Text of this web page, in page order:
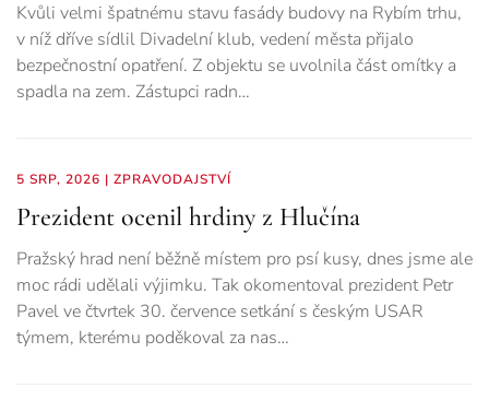
Kvůli velmi špatnému stavu fasády budovy na Rybím trhu,
v níž dříve sídlil Divadelní klub, vedení města přijalo
bezpečnostní opatření. Z objektu se uvolnila část omítky a
spadla na zem. Zástupci radn…
5 SRP, 2026 | ZPRAVODAJSTVÍ
Prezident ocenil hrdiny z Hlučína
Pražský hrad není běžně místem pro psí kusy, dnes jsme ale
moc rádi udělali výjimku. Tak okomentoval prezident Petr
Pavel ve čtvrtek 30. července setkání s českým USAR
týmem, kterému poděkoval za nas…